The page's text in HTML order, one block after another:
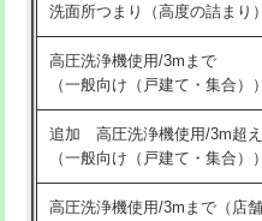
バスタブ設置
追加人工
廃棄・処分
※給水管工事は20mmまでの
給水管工事※（ホール加工)
給水管工事※（バンド止め)
給水管工事※（支持金具設置)
給水管工事※（保温材使用（
め込み）)
洗面所つまり（高度の詰まり）
高圧洗浄機使用/3mまで
（一般向け（戸建て・集合））
追加 高圧洗浄機使用/3m超え
（一般向け（戸建て・集合））
高圧洗浄機使用/3mまで（店